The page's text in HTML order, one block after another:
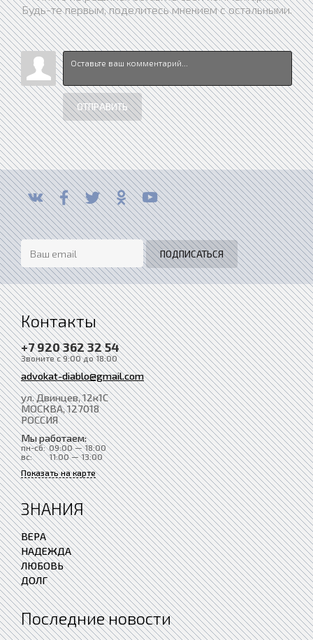
Будь-те первым, поделитесь мнением с остальными.
ОТПРАВИТЬ
Контакты
+7 920 362 32 54
Звоните с 9:00 до 18:00
advokat-diablo@gmail.com
ул. Двинцев, 12к1С
МОСКВА, 127018
РОССИЯ
Мы работаем:
пн-сб: 09:00 — 18:00
вс:
11:00 — 13:00
Показать на карте
ЗНАНИЯ
ВЕРА
НАДЕЖДА
ЛЮБОВЬ
ДОЛГ
Последние новости